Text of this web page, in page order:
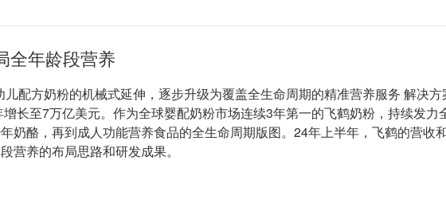
全年龄段营养
配方奶粉的机械式延伸，逐步升级为覆盖全生命周期的精准营养服务 解决
长至7万亿美元。作为全球婴配奶粉市场连续3年第一的飞鹤奶粉，持续发力
奶酪，再到成人功能营养食品的全生命周期版图。24年上半年，飞鹤的营收
营养的布局思路和研发成果。